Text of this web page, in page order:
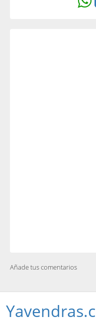
Añade tus comentarios